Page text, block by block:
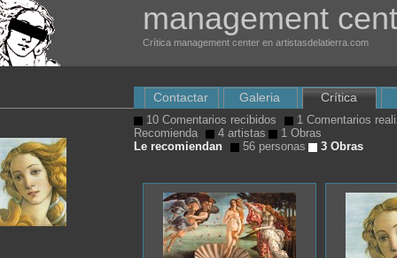
management
Crítica management center en artistasdelatierra.com
Contactar Galeria Crítica
10 Comentarios recibidos
1 Comentarios
Recomienda
4 artistas
1 Obras
Le recomiendan
56 personas 3 Obras